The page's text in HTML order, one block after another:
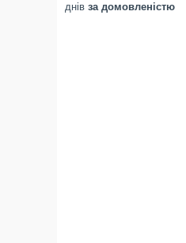
днів за домовленістю